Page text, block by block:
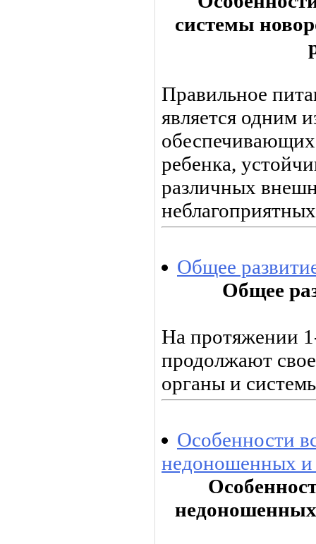
системы
Правильное
является од­ним
обеспечивающих
ребенка,
различных
Общее
Общее
На протяжении
продолжают
органы и
Особенности
недоношенных и